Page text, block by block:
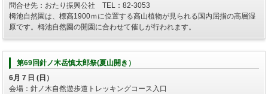
問合せ先：おたり振興公社 TEL：82-3053
栂池自然園は、標高1900ｍに位置する高山植物が見られる国内屈指の高層湿
原です。栂池自然園の開園に合わせて催しが行われます。
第69回針ノ木岳慎太郎祭(夏山開き）
6月７日 (日）
会場：針ノ木自然遊歩道トレッキングコース入口